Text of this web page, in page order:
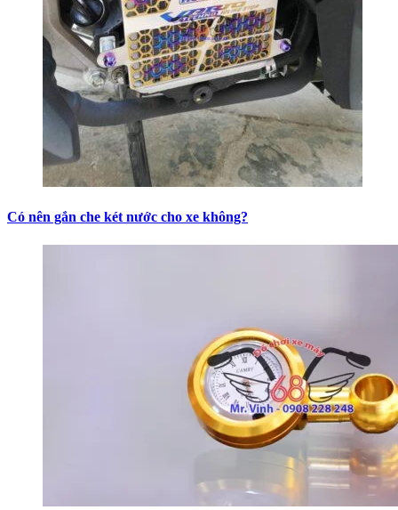
Có nên gắn che két nước cho xe không?